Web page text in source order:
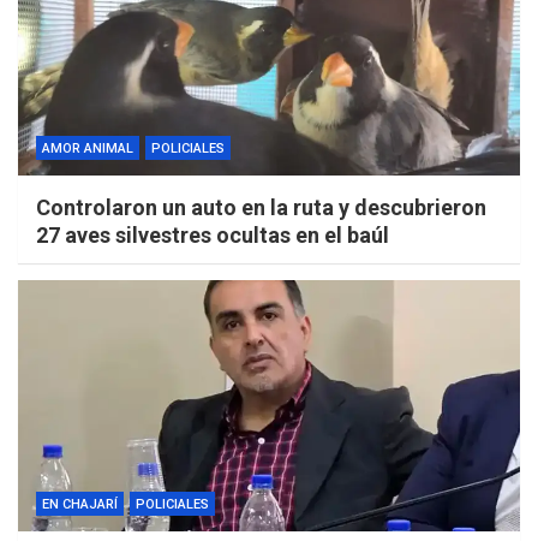
AMOR ANIMAL POLICIALES
Controlaron un auto en la ruta y descubrieron
27 aves silvestres ocultas en el baúl
EN CHAJARÍ POLICIALES